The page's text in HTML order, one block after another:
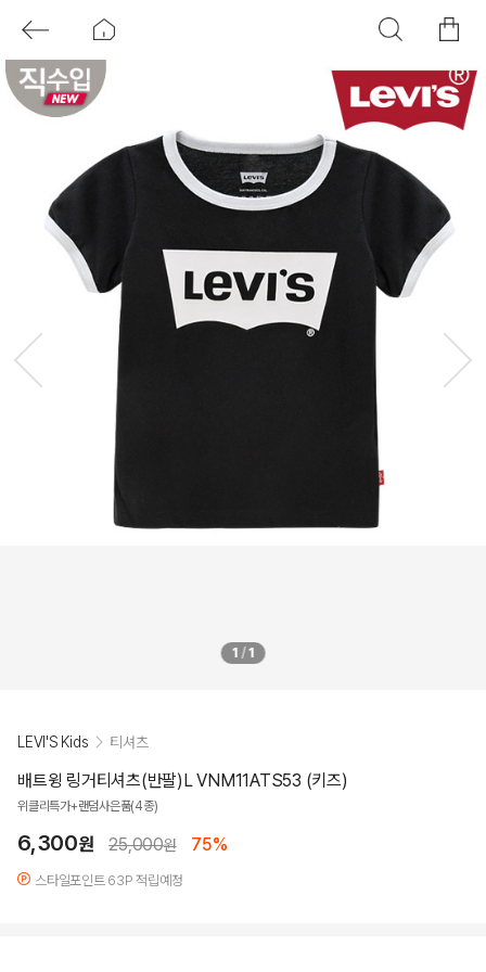
1 /1
LEVI'S Kids 티셔츠
배트윙 링거티셔츠(반팔)L VNM11ATS53 (키즈)
위클리특가+랜덤사은품(4종)
6,300원 25,000원 75%
스타일포인트 63P 적립예정